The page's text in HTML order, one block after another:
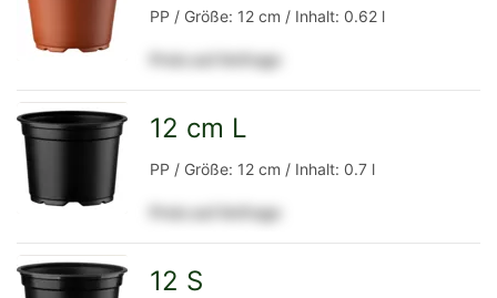
Detailseite
PP / Größe: 12 cm / Inhalt: 0.62 l
Preis auf Anfrage
Detailseite
12 cm L
PP / Größe: 12 cm / Inhalt: 0.7 l
Preis auf Anfrage
12 S